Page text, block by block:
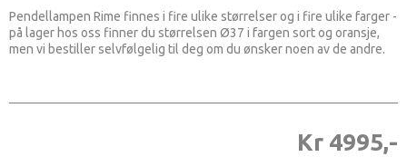
Pendellampen Rime finnes i fire ulike størrelser og i fire ulike farger -
på lager hos oss finner du størrelsen Ø37 i fargen sort og oransje,
men vi bestiller selvfølgelig til deg om du ønsker noen av de andre.
Kr 4995,-